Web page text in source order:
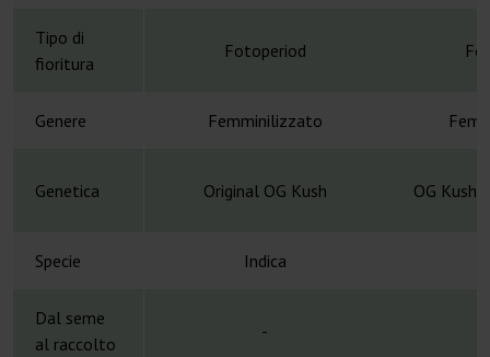
Tipo di
fioritura
Fotoperiod
Genere Femminilizzato
Genetica Original OG Kush OG Kush
Specie Indica
Dal seme
al raccolto
-